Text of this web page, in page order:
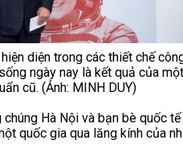
diện trong các thiết chế
ngày nay là kết quả của
cũ. (Ảnh: MINH DUY)
Hà Nội và bạn bè quốc tế
quốc gia qua lăng kính của